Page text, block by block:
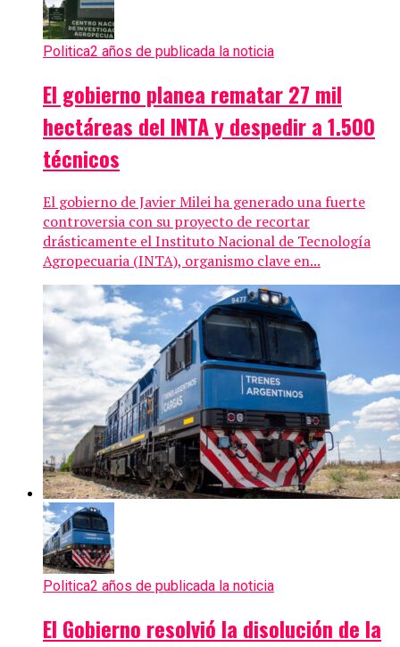
Politica2 años de publicada la noticia
El gobierno planea rematar 27 mil
hectáreas del INTA y despedir a 1.500
técnicos
El gobierno de Javier Milei ha generado una fuerte
controversia con su proyecto de recortar
drásticamente el Instituto Nacional de Tecnología
Agropecuaria (INTA), organismo clave en...
Politica2 años de publicada la noticia
El Gobierno resolvió la disolución de la